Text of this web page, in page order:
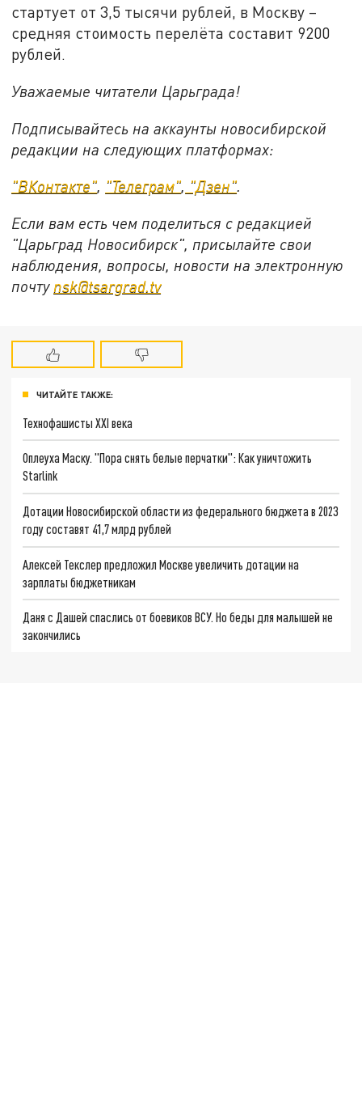
стартует от 3,5 тысячи рублей, в Москву –
средняя стоимость перелёта составит 9200
рублей.
Уважаемые читатели Царьграда!
Подписывайтесь на аккаунты новосибирской
редакции на следующих платформах:
"ВКонтакте", "Телеграм", "Дзен".
Если вам есть чем поделиться с редакцией
"Царьград Новосибирск", присылайте свои
наблюдения, вопросы, новости на электронную
почту nsk@tsargrad.tv
ЧИТАЙТЕ ТАКЖЕ:
Технофашисты XXI века
Оплеуха Маску. "Пора снять белые перчатки": Как уничтожить
Starlink
Дотации Новосибирской области из федерального бюджета в 2023
году составят 41,7 млрд рублей
Алексей Текслер предложил Москве увеличить дотации на
зарплаты бюджетникам
Даня с Дашей спаслись от боевиков ВСУ. Но беды для малышей не
закончились